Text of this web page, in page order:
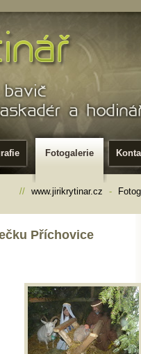
Fotogalerie
// www.jirikrytinar.cz -
Příchovice